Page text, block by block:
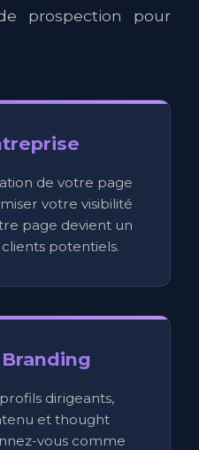
prospection pour
de votre page
votre visibilité
page devient un
potentiels.
dirigeants,
et thought
vous comme